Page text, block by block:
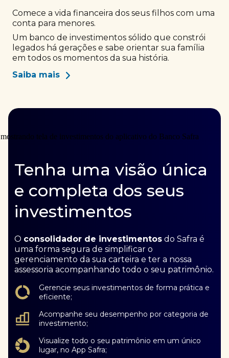
Comece a vida financeira dos seus filhos com uma
conta para menores.
Um banco de investimentos sólido que constrói
legados há gerações e sabe orientar sua família
em todos os momentos da sua história.
Saiba mais
Tenha uma visão única
e completa dos seus
investimentos
O consolidador de investimentos do Safra é
uma forma segura de simplificar o
gerenciamento da sua carteira e ter a nossa
assessoria acompanhando todo o seu patrimônio.
Gerencie seus investimentos de forma prática e
eficiente;
Acompanhe seu desempenho por categoria de
investimento;
Visualize todo o seu patrimônio em um único
lugar, no App Safra;